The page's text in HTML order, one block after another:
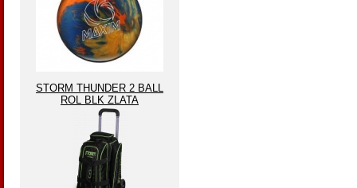
STORM THUNDER 2 BALL
ROL BLK ZLATA